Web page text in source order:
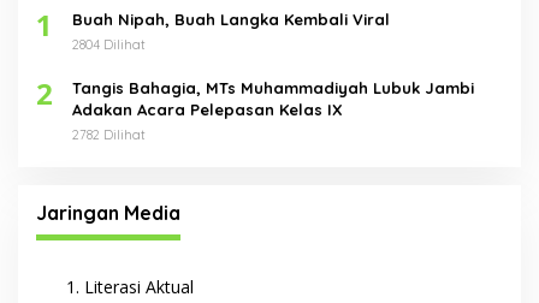
1 Buah Nipah, Buah Langka Kembali Viral
2804 Dilihat
2
Tangis Bahagia, MTs Muhammadiyah Lubuk Jambi
Adakan Acara Pelepasan Kelas IX
2782 Dilihat
Jaringan Media
Literasi Aktual